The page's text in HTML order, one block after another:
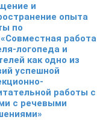
и
опыта
по
работа
логопеда и
как одно из
успешной
работы с
с речевыми